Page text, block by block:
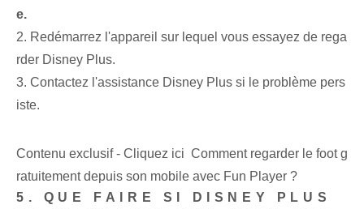
e.
2. Redémarrez l'appareil sur lequel vous essayez de rega
rder Disney Plus.
3. Contactez l'assistance Disney Plus si le problème pers
iste.
Contenu exclusif - Cliquez ici Comment regarder le foot g
ratuitement depuis son mobile avec Fun Player ?
5. QUE FAIRE SI DISNEY PLUS